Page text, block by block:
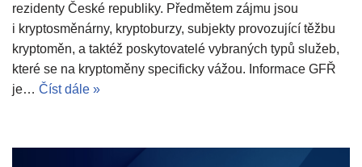
rezidenty České republiky. Předmětem zájmu jsou
i kryptosměnárny, kryptoburzy, subjekty provozující těžbu
kryptoměn, a taktéž poskytovatelé vybraných typů služeb,
které se na kryptoměny specificky vážou. Informace GFŘ
je… Číst dále »